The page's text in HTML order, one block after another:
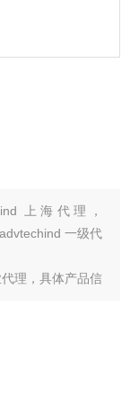
上海代理，
一级代
理，具体产品信